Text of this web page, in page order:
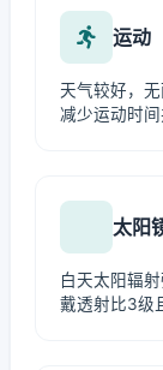
运动
天气较好，
减少运动时
太阳
白天太阳辐
戴透射比3级